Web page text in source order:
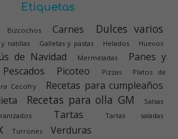
Etiquetas
Bizcochos Carnes Dulces varios
y natillas Galletas y pastas Helados Huevos
de Navidad Mermeladas
Panes y
Pescados Picoteo Pizzas
Platos de
Cecofry
Recetas para cumpleaños
Recetas para olla GM
Salsas
Tartas Tartas saladas
Turrones Verduras